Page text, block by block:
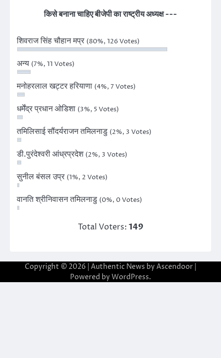
किसे बनाना चाहिए बीजेपी का राष्ट्रीय अध्यक्ष ---
शिवराज सिंह चौहान मप्र (80%, 126 Votes)
अन्य (7%, 11 Votes)
मनोहरलाल खट्टर हरियाणा (4%, 7 Votes)
धर्मेंद्र प्रधान ओडिशा (3%, 5 Votes)
तमिलिसाई सौंदर्यराजन तमिलनाडु (2%, 3 Votes)
डी.पुरंदेश्वरी आंध्रप्रदेश (2%, 3 Votes)
सुनील बंसल उप्र (1%, 2 Votes)
वानति श्रीनिवासन तमिलनाडु (0%, 0 Votes)
Total Voters: 149
Copyright © 2026 | Authentic News by Ascendoor
Powered by WordPress.